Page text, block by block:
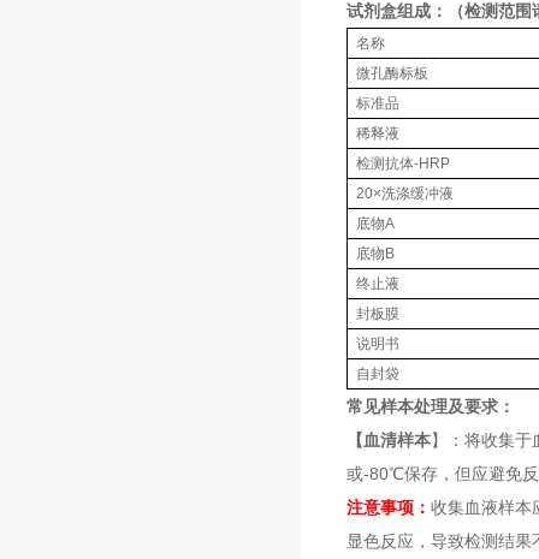
试剂盒组成：（检测范围
名称
微孔酶标板
标准品
稀释液
检测抗体-HRP
20×洗涤缓冲液
底物A
底物B
终止液
封板膜
说明书
自封袋
常见样本处理及要求：
【血清样本】：将收集
或-80℃保存，但应避免
注意事项： 收集血液样本
显色反应，导致检测结